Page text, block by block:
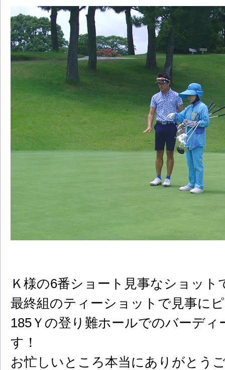
Ｋ様の6番ショート見事なショット
最終組のティーショットで見事に
185Ｙの登り難ホールでのバーデ
す！
お忙しいところ本当にありがとう